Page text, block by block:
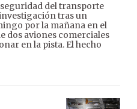
del transporte
tras un
por la mañana en el
dos aviones comerciales
en la pista. El hecho